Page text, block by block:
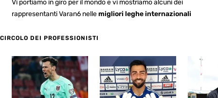
Vi portiamo in giro per il mondo e vi mostriamo alcuni dei
rappresentanti Varan6 nellemigliori leghe internazionali
CIRCOLO DEI PROFESSIONISTI